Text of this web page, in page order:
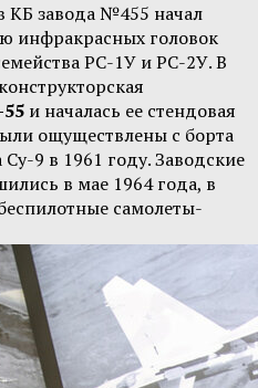
КБ завода №455 начал
инфракрасных головок
РС-1У и РС-2У. В
и началась ее стендовая
ощуществлены с борта
9 в 1961 году. Заводские
в мае 1964 года, в
самолеты-